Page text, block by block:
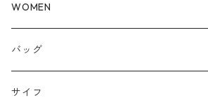
WOMEN
トップス
パンツ
バッグ
サイフ